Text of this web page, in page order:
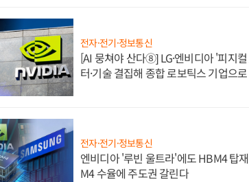
전자·전기·정보통신
[AI 뭉쳐야 산다⑧] LG·엔비디아 '피지
터·기술 결집해 종합 로보틱스 기업으로
전자·전기·정보통신
엔비디아 '루빈 울트라'에도 HBM4 탑
M4 수율에 주도권 갈린다